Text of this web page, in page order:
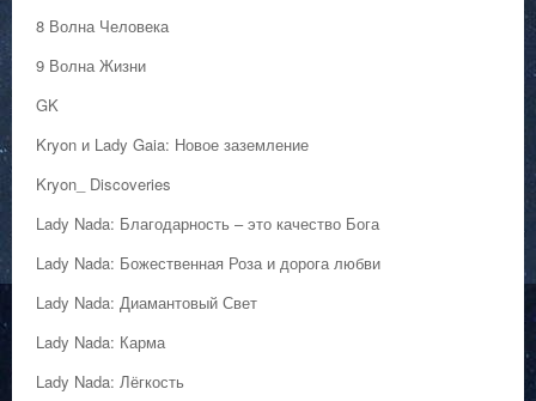
8 Волна Человека
9 Волна Жизни
GK
Kryon и Lady Gaia: Новое заземление
Kryon_ Discoveries
Lady Nada: Благодарность – это качество Бога
Lady Nada: Божественная Роза и дорога любви
Lady Nada: Диамантовый Свет
Lady Nada: Карма
Lady Nada: Лёгкость